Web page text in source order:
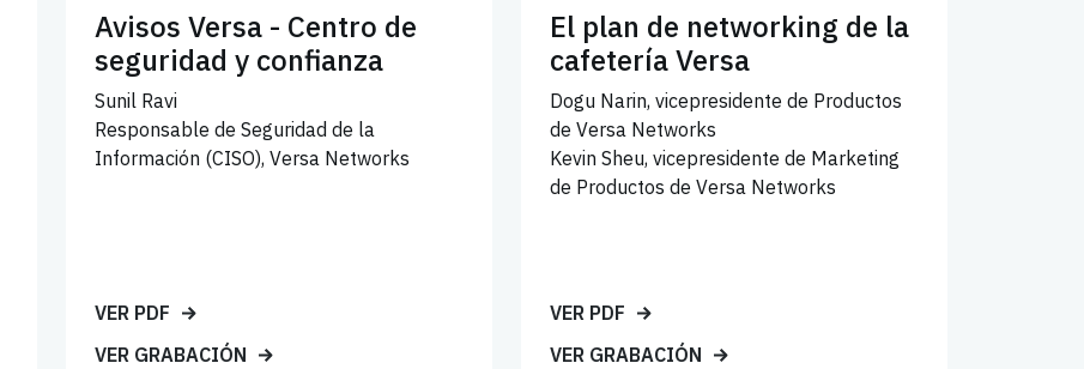
Avisos Versa - Centro de
seguridad y confianza
Sunil Ravi
Responsable de Seguridad de la
Información (CISO), Versa Networks
VER PDF
VER GRABACIÓN
El plan de networking de la
cafetería Versa
Dogu Narin, vicepresidente de Productos
de Versa Networks
Kevin Sheu, vicepresidente de Marketing
de Productos de Versa Networks
VER PDF
VER GRABACIÓN